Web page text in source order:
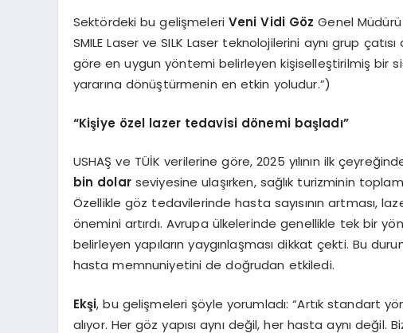
Sektördeki bu gelişmeleri Veni Vidi Göz Genel Müdürü
SMILE Laser ve SILK Laser teknolojilerini aynı grup
göre en uygun yöntemi belirleyen kişiselleştirilmiş bir
yararına dönüştürmenin en etkin yoludur.”)
“Kişiye özel lazer tedavisi dönemi başladı”
USHAŞ ve TÜİK verilerine göre, 2025 yılının ilk
bin dolarseviyesine ulaşırken, sağlık turizminin
Özellikle göz tedavilerinde hasta sayısının artması,
önemini artırdı. Avrupa ülkelerinde genellikle tek bir
belirleyen yapıların yaygınlaşması dikkat çekti. Bu
hasta memnuniyetini de doğrudan etkiledi.
Ekşi, bu gelişmeleri şöyle yorumladı: “Artık standart
alıyor. Her göz yapısı aynı değil, her hasta aynı